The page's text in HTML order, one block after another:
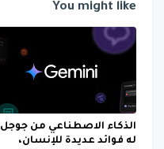
You might like
الذكاء الاصطناعي من جوجل
له فوائد عديدة للإنسان،